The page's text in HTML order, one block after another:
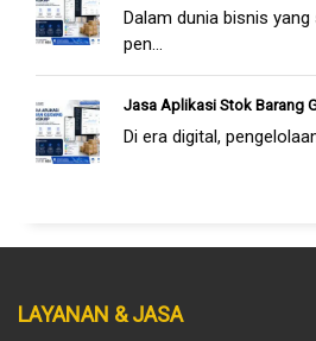
Dalam dunia bisnis
pen...
Jasa Aplikasi Stok Barang
Di era digital,
LAYANAN & JASA